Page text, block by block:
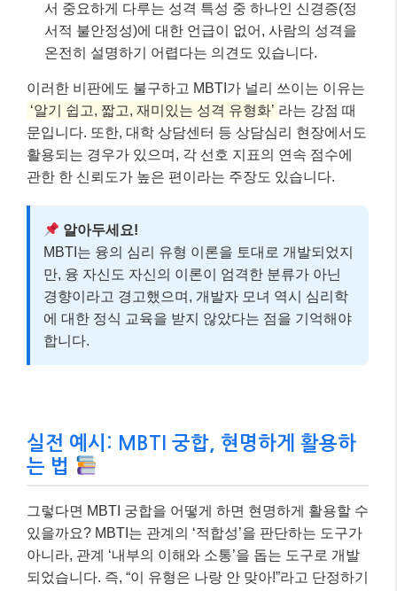
서 중요하게 다루는 성격 특성 중 하나인 신경증(정
서적 불안정성)에 대한 언급이 없어, 사람의 성격을
온전히 설명하기 어렵다는 의견도 있습니다.
이러한 비판에도 불구하고 MBTI가 널리 쓰이는 이유는
‘알기 쉽고, 짧고, 재미있는 성격 유형화’ 라는 강점 때
문입니다. 또한, 대학 상담센터 등 상담심리 현장에서도
활용되는 경우가 있으며, 각 선호 지표의 연속 점수에
관한 한 신뢰도가 높은 편이라는 주장도 있습니다.
알아두세요!
MBTI는 융의 심리 유형 이론을 토대로 개발되었지
만, 융 자신도 자신의 이론이 엄격한 분류가 아닌
경향이라고 경고했으며, 개발자 모녀 역시 심리학
에 대한 정식 교육을 받지 않았다는 점을 기억해야
합니다.
실전 예시: MBTI 궁합, 현명하게 활용하
는 법
그렇다면 MBTI 궁합을 어떻게 하면 현명하게 활용할 수
있을까요? MBTI는 관계의 ‘적합성’을 판단하는 도구가
아니라, 관계 ‘내부의 이해와 소통’을 돕는 도구로 개발
되었습니다. 즉, “이 유형은 나랑 안 맞아!”라고 단정하기